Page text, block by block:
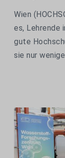
Wien
es, Lehrende
gute
sie nur
E'SPRESSO